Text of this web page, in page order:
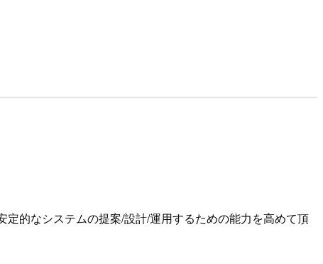
的なシステムの提案/設計/運用するための能力を高めて頂